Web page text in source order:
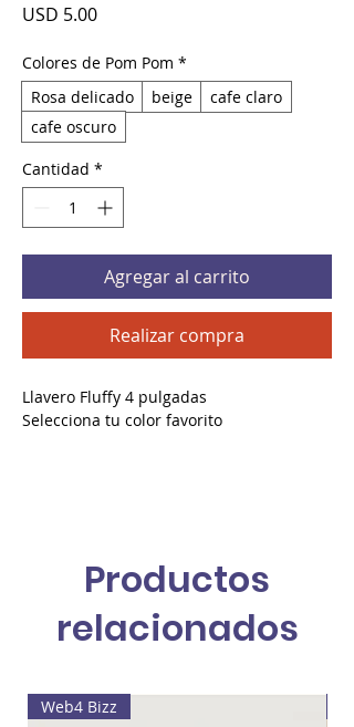
USD 5.00Precio
Colores de Pom Pom *
Rosa delicado
beige
cafe claro
cafe oscuro
Cantidad *
Agregar al carrito
Realizar compra
Llavero Fluffy 4 pulgadas
Selecciona tu color favorito
Productos
relacionados
Web4 Bizz